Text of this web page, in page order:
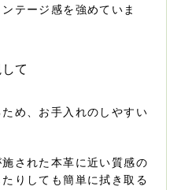
テージ感を強めていま
て
め、お手入れのしやすい
された本革に近い質感の
りしても簡単に拭き取る